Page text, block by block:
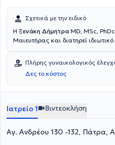
Σχετικά με την ειδικό
Η Ξενάκη Δήμητρα MD, MSc,
Μαιευτήρας και διατηρεί
Πατρών και κάτοχος
στην προληπτική και κοινωνική
και παράλληλα, συνεργάζεται με
το ιδιωτικό μαιευτήριο Πατρών.
Πλήρης γυναικολογικός
Δες το κόστος
Ιατρείο 1 Βιντεοκλήση
Αγ. Ανδρέου 130 -132, Πάτρα,